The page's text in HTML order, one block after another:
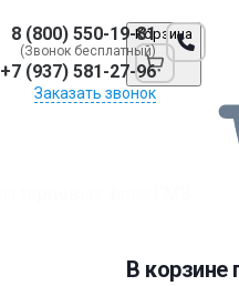
8 (800) 550-19-81
(Звонок бесплатный)
+7 (937) 581-27-96
Заказать звонок
Корзина
В корзине